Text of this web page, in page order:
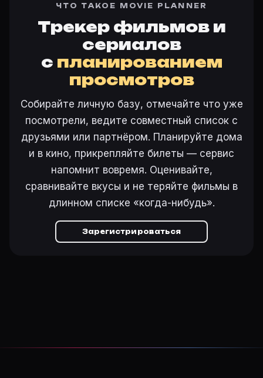
ЧТО ТАКОЕ MOVIE PLANNER
Трекер фильмов и
сериалов
с планированием
просмотров
Собирайте личную базу, отмечайте что уже
посмотрели, ведите совместный список с
друзьями или партнёром. Планируйте дома
и в кино, прикрепляйте билеты — сервис
напомнит вовремя. Оценивайте,
сравнивайте вкусы и не теряйте фильмы в
длинном списке «когда-нибудь».
Зарегистрироваться